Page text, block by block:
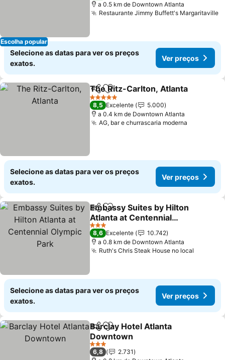
Escolha popular
a 0.5 km de Downtown Atlanta
Restaurante Jimmy Buffett's Margaritaville
Selecione as datas para ver os preços
exatos.
Ver preços
PartilharAdicionar aos favoritos
The Ritz-Carlton, Atlanta
5 Estrelas
8,5 Excelente
5.000
a 0.4 km de Downtown Atlanta
AG, bar e churrascaria moderna
Selecione as datas para ver os preços
exatos.
Ver preços
PartilharAdicionar aos favoritos
Embassy Suites by Hilton
Atlanta at Centennial
Olympic Park
Ver preços
3 Estrelas
8,6 Excelente
10.742
a 0.8 km de Downtown Atlanta
Ruth's Chris Steak House no local
Selecione as datas para ver os preços
exatos.
Ver preços
PartilharAdicionar aos favoritos
Barclay Hotel Atlanta
Downtown
Ver preços
3 Estrelas
6,8
2.731